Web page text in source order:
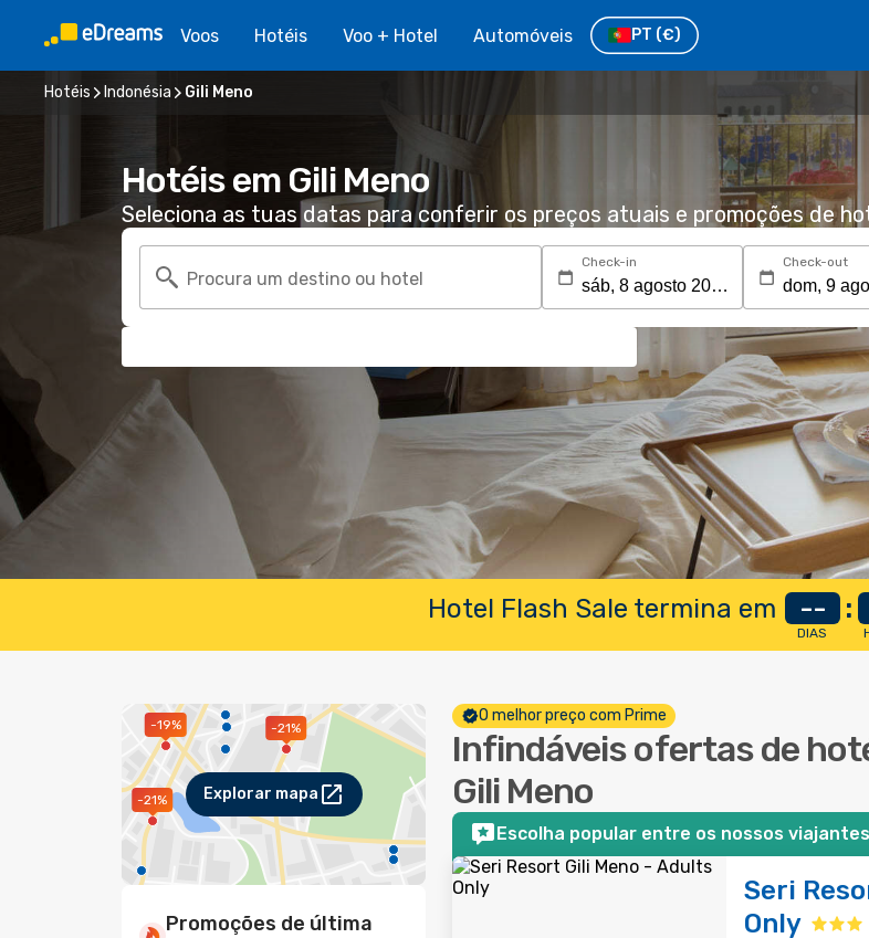
Voos Hotéis Voo + Hotel Automóveis PT (€)
Hotéis Indonésia Gili Meno
Hotéis em Gili Meno
Seleciona as tuas datas para conferir os preços atuais e promoções de
Procura um destino ou hotel
Check-in Check-out
Hotel Flash Sale termina em --
DIAS
:
-21%
-21%
-19%
Explorar mapa
Promoções de última
O melhor preço com Prime
Infindáveis ofertas de
Gili Meno
Escolha popular entre os nossos viajantes
Seri
Only